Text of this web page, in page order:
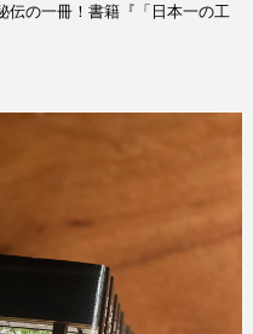
伝の一冊！ 書籍『「日本一の工